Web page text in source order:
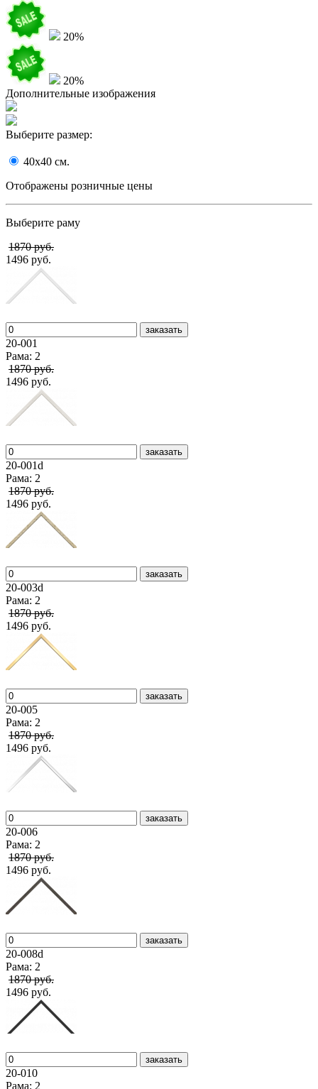
20%
20%
Дополнительные изображения
Выберите размер:
40x40 cм.
Отображены розничные цены
Выберите раму
1870 руб.
1496 руб.
заказать
20-001
Рама: 2
1870 руб.
1496 руб.
заказать
20-001d
Рама: 2
1870 руб.
1496 руб.
заказать
20-003d
Рама: 2
1870 руб.
1496 руб.
заказать
20-005
Рама: 2
1870 руб.
1496 руб.
заказать
20-006
Рама: 2
1870 руб.
1496 руб.
заказать
20-008d
Рама: 2
1870 руб.
1496 руб.
заказать
20-010
Рама: 2